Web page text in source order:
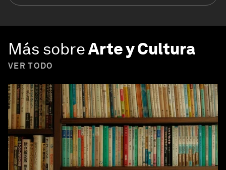
Más sobreArte y Cultura
VER TODO